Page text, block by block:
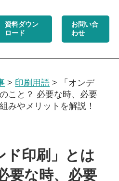
資料ダウン
ロード
お問い合
わせ
> 印刷用語 >
「オンデ
こと？ 必要な時、必要
みやメリットを解説！
ド印刷」とは
要な時、必要